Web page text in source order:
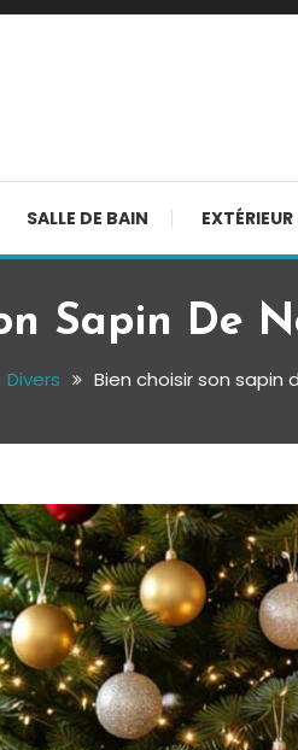
SALLE DE BAIN
Sapin De
Divers Bien choisir son sapin